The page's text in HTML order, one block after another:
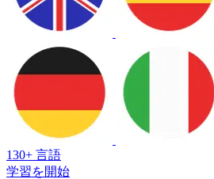
130+ 言語
学習を開始